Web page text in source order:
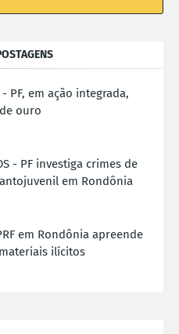
- PF, em ação integrada,
ouro
- PF investiga crimes de
em Rondônia
em Rondônia apreende
ilícitos